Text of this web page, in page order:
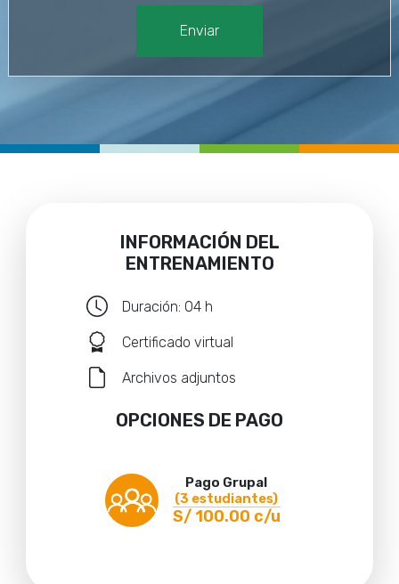
Enviar
INFORMACIÓN DEL
ENTRENAMIENTO
Duración: 04 h
Certificado virtual
Archivos adjuntos
OPCIONES DE PAGO
Pago Grupal
(3 estudiantes)
S/ 100.00 c/u